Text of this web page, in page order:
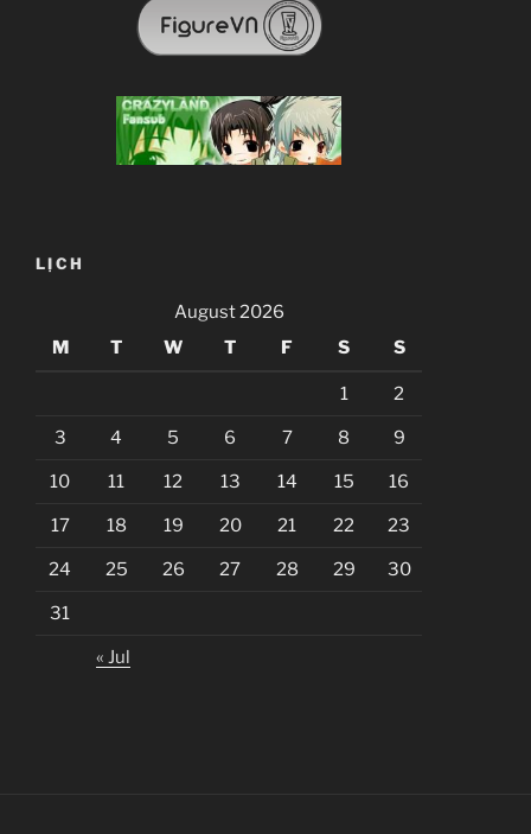
LỊCH
August 2026
M
T W T F S S
1 2
3 4 5 6 7 8 9
10 11 12 13 14 15 16
17 18 19 20 21 22 23
24 25 26 27 28 29 30
31
« Jul